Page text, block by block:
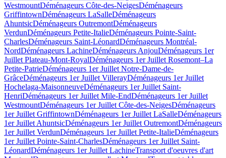
WestmountDéménageurs Côte-des-NeigesDéménageurs
GriffintownDéménageurs LaSalleDéménageurs
AhuntsicDéménageurs OutremontDéménageurs
VerdunDéménageurs Petite-ItalieDéménageurs Pointe-Saint-
CharlesDéménageurs Saint-LéonardDéménageurs Montréal-
NordDéménageurs LachineDéménageurs AnjouDéménageurs 1er
Juillet Plateau-Mont-RoyalDéménageurs 1er Juillet Rosemont–La
Petite-PatrieDéménageurs 1er Juillet Notre-Dame-de-
GrâceDéménageurs 1er Juillet VillerayDéménageurs 1er Juillet
Hochelaga-MaisonneuveDéménageurs 1er Juillet Saint-
HenriDéménageurs 1er Juillet Mile-EndDéménageurs 1er Juillet
WestmountDéménageurs 1er Juillet Côte-des-NeigesDéménageurs
1er Juillet GriffintownDéménageurs 1er Juillet LaSalleDéménageurs
1er Juillet AhuntsicDéménageurs 1er Juillet OutremontDéménageurs
1er Juillet VerdunDéménageurs 1er Juillet Petite-ItalieDéménageurs
1er Juillet Pointe-Saint-CharlesDéménageurs 1er Juillet Saint-
LéonardDéménageurs 1er Juillet LachineTransport d'oeuvres d'art